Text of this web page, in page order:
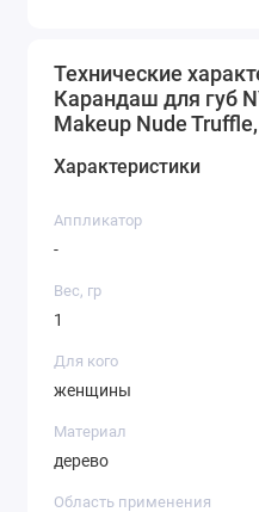
Технические
Карандаш для губ
Makeup Nude Truffle,
Характеристики
Аппликатор
-
Вес, гр
1
Для кого
женщины
Материал
дерево
Область применения